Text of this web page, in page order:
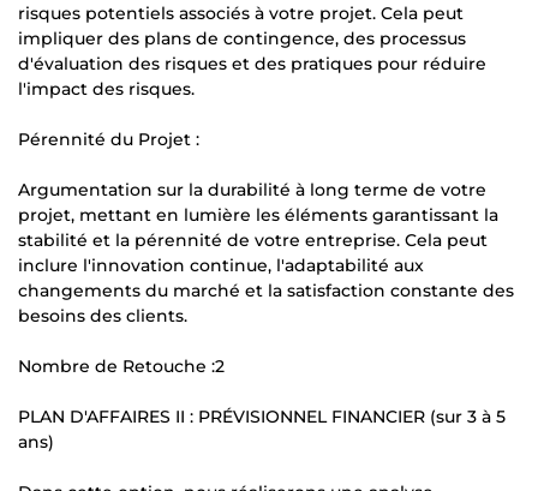
risques potentiels associés à votre projet. Cela peut
impliquer des plans de contingence, des processus
d'évaluation des risques et des pratiques pour réduire
l'impact des risques.
Pérennité du Projet :
Argumentation sur la durabilité à long terme de votre
projet, mettant en lumière les éléments garantissant la
stabilité et la pérennité de votre entreprise. Cela peut
inclure l'innovation continue, l'adaptabilité aux
changements du marché et la satisfaction constante des
besoins des clients.
Nombre de Retouche :2
PLAN D'AFFAIRES II : PRÉVISIONNEL FINANCIER (sur 3 à 5
ans)